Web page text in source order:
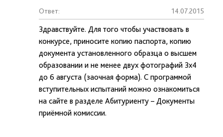
Ответ: 14.07.2015
Здравствуйте. Для того чтобы участвовать в
конкурсе, приносите копию паспорта, копию
документа установленного образца о высшем
образовании и не менее двух фотографий 3х4
до 6 августа (заочная форма). С программой
вступительных испытаний можно ознакомиться
на сайте в разделе Абитуриенту – Документы
приёмной комиссии.